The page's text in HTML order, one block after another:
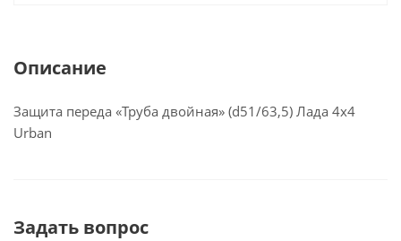
Описание
Защита переда «Труба двойная» (d51/63,5) Лада 4x4
Urban
Задать вопрос